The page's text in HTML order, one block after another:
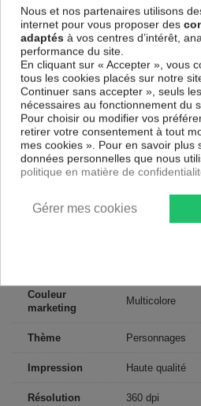
de l'environnement, vous pourrez
sans avoir à l'encadrer.
Le Tableau Abstrait Abstract
UV, inodore et 100 % sûr, parfait même
chambre des enfants.
Notre large choix de tableaux tendances
moyen simple et pas cher de donner une
intérieurs, il y en a pour tous les goût.
Descriptif technique
Couleur
marketing
Multicolore
Thème Personnages
Impression Haute qualité
Résolution 360 dpi
Nous et nos partenaires utilisons
internet pour vous proposer des
adaptés à vos centres d’intérêt,
performance du site.
En cliquant sur « Accepter », vous
tous les cookies placés sur notre
Continuer sans accepter », seuls
nécessaires au fonctionnement du
Pour choisir ou modifier vos
retirer votre consentement à tout
mes cookies ». Pour en savoir plus
données personnelles que nous
politique en matière de
Gérer mes cookies